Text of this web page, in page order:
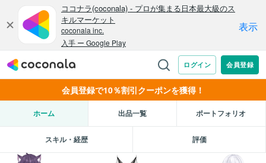
会員登録で10％割引クーポンを獲得！
ホーム 出品一覧 ポートフォリオ
スキル・経歴 評価